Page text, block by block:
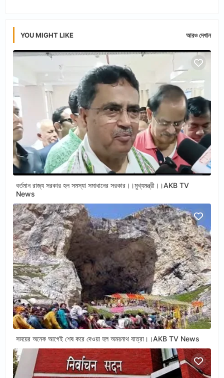
YOU MIGHT LIKE আরও দেখান
বর্তমান রাজ্য সরকার হল সমস্যা সমাধানের সরকার।।মুখ্যমন্ত্রী।।AKB TV
News
সময়ের অনেক আগেই শেষ করে দেওয়া হল অমরনাথ যাত্রা।।AKB TV News